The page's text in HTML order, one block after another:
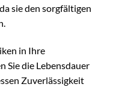
sie den sorgfältigen
in Ihre
Sie die Lebensdauer
Zuverlässigkeit